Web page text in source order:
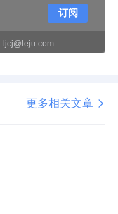
ljcj@leju.com
订阅
更多相关文章